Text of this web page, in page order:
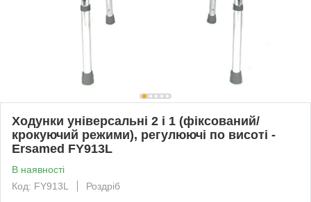
Ходунки універсальні 2 і 1 (фіксований/
крокуючий режими), регулюючі по висоті -
Ersamed FY913L
В наявності
Код: FY913L
Роздріб